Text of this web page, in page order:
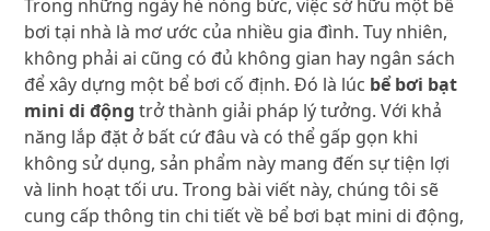
cứ
đâu
có
thể
gấp
gọn
số
lượng
Trong những ngày hè nóng bức, việc sở hữu một bể
bơi tại nhà là mơ ước của nhiều gia đình. Tuy nhiên,
không phải ai cũng có đủ không gian hay ngân sách
để xây dựng một bể bơi cố định. Đó là lúc bể bơi bạt
mini di động trở thành giải pháp lý tưởng. Với khả
năng lắp đặt ở bất cứ đâu và có thể gấp gọn khi
không sử dụng, sản phẩm này mang đến sự tiện lợi
và linh hoạt tối ưu. Trong bài viết này, chúng tôi sẽ
cung cấp thông tin chi tiết về bể bơi bạt mini di động,